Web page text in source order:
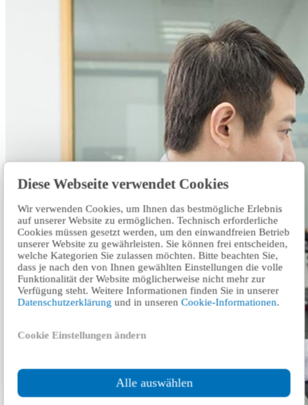
Diese Webseite verwendet Cookies
Wir verwenden Cookies, um Ihnen das bestmögliche Erlebnis
auf unserer Website zu ermöglichen. Technisch erforderliche
Cookies müssen gesetzt werden, um den einwandfreien Betrieb
unserer Website zu gewährleisten. Sie können frei entscheiden,
welche Kategorien Sie zulassen möchten. Bitte beachten Sie,
dass je nach den von Ihnen gewählten Einstellungen die volle
Funktionalität der Website möglicherweise nicht mehr zur
Verfügung steht. Weitere Informationen finden Sie in unserer
Datenschutzerklärung und in unserenCookie-Informationen.
Cookie Einstellungen ändern
Alle auswählen